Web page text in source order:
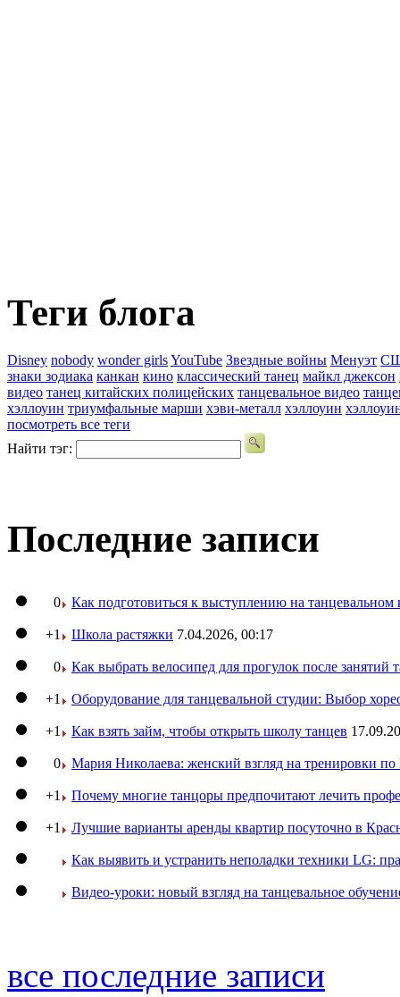
Теги блога
Disney nobody wonder girlsYouTube Звездные войны Менуэт
знаки зодиака канкан кино классический танец майкл джексон
видео танец китайских полицейских танцевальное видео
хэллоуин триумфальные марши хэви-металл хэллоуин
посмотреть все теги
Найти тэг:
Последние записи
0 Как подготовиться к выступлению на танцевальном
+1 Школа растяжки 7.04.2026, 00:17
0 Как выбрать велосипед для прогулок после занятий
+1 Оборудование для танцевальной студии: Выбор
+1 Как взять займ, чтобы открыть школу танцев
0 Мария Николаева: женский взгляд на тренировки
+1 Почему многие танцоры предпочитают лечить
+1 Лучшие варианты аренды квартир посуточно в
Как выявить и устранить неполадки техники LG:
Видео-уроки: новый взгляд на танцевальное
все последние записи